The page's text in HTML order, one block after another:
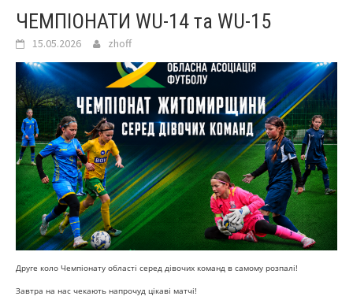
ЧЕМПІОНАТИ WU-14 та WU-15
15.05.2026 zhoff
Друге коло Чемпіонату області серед дівочих команд в самому розпалі!
Завтра на нас чекають напрочуд цікаві матчі!